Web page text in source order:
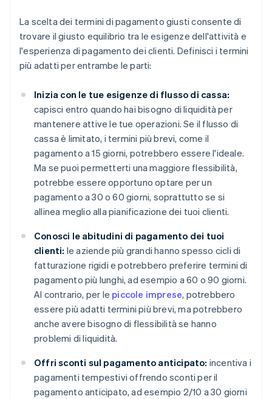
La scelta dei termini di pagamento giusti consente di
trovare il giusto equilibrio tra le esigenze dell'attività e
l'esperienza di pagamento dei clienti. Definisci i termini
più adatti per entrambe le parti:
Inizia con le tue esigenze di flusso di cassa:
capisci entro quando hai bisogno di liquidità per
mantenere attive le tue operazioni. Se il flusso di
cassa è limitato, i termini più brevi, come il
pagamento a 15 giorni, potrebbero essere l'ideale.
Ma se puoi permetterti una maggiore flessibilità,
potrebbe essere opportuno optare per un
pagamento a 30 o 60 giorni, soprattutto se si
allinea meglio alla pianificazione dei tuoi clienti.
Conosci le abitudini di pagamento dei tuoi
clienti: le aziende più grandi hanno spesso cicli di
fatturazione rigidi e potrebbero preferire termini di
pagamento più lunghi, ad esempio a 60 o 90 giorni.
Al contrario, per le piccole imprese, potrebbero
essere più adatti termini più brevi, ma potrebbero
anche avere bisogno di flessibilità se hanno
problemi di liquidità.
Offri sconti sul pagamento anticipato: incentiva i
pagamenti tempestivi offrendo sconti per il
pagamento anticipato, ad esempio 2/10 a 30 giorni